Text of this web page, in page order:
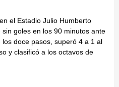
el Estadio Julio Humberto
goles en los 90 minutos ante
doce pasos, superó 4 a 1 al
y clasificó a los octavos de